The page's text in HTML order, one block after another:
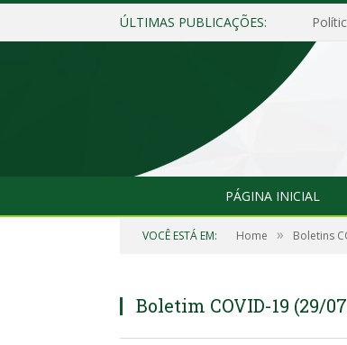
ÚLTIMAS PUBLICAÇÕES:
PÁGINA INICIAL
VOCÊ ESTÁ EM: Home » Boletins
Boletim COVID-19 (29/